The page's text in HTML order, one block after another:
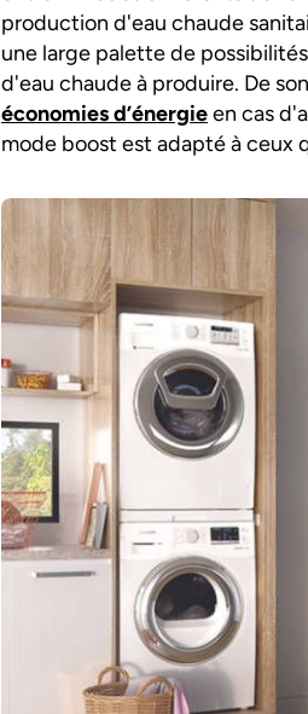
production d'eau chaude
une large palette de
d'eau chaude à produire. De
économies d’énergieen cas
mode boost est adapté à ceux